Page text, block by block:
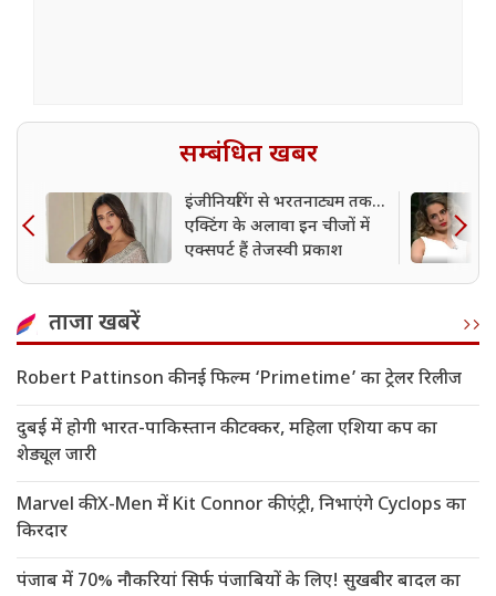
सम्बंधित खबर
इंजीनियरिंग से भरतनाट्यम तक...
एक्टिंग के अलावा इन चीजों में
एक्सपर्ट हैं तेजस्वी प्रकाश
ताजा खबरें
Robert Pattinson की नई फिल्म ‘Primetime’ का ट्रेलर रिलीज
दुबई में होगी भारत-पाकिस्तान की टक्कर, महिला एशिया कप का
शेड्यूल जारी
Marvel की X-Men में Kit Connor की एंट्री, निभाएंगे Cyclops का
किरदार
पंजाब में 70% नौकरियां सिर्फ पंजाबियों के लिए! सुखबीर बादल का